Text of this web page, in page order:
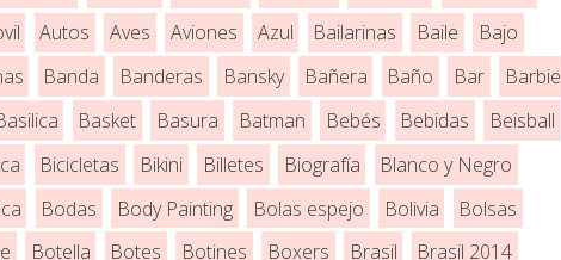
Autos Aves Aviones Azul Bailarinas Baile
Bajo
Banda Banderas Bansky Bañera Baño Bar
Barbie
Basket Basura Batman Bebés Bebidas
Beisball
Bicicletas Bikini Billetes Biografía
Blanco y Negro
Bodas Body Painting Bolas espejo Bolivia
Bolsas
Botella Botes Botines Boxers Brasil
Brasil 2014